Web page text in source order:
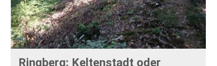
Ringberg: Keltenstadt oder